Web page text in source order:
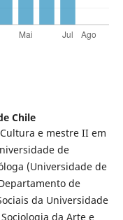
Chile
e mestre II em
de
(Universidade de
de
da Universidade
da Arte e